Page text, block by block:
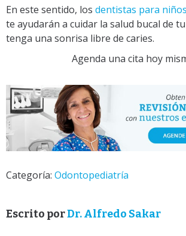
En este sentido, los dentistas para niños
te ayudarán a cuidar la salud bucal de
tenga una sonrisa libre de caries.
Agenda una cita hoy
Categoría: Odontopediatría
Escrito porDr. Alfredo Sakar